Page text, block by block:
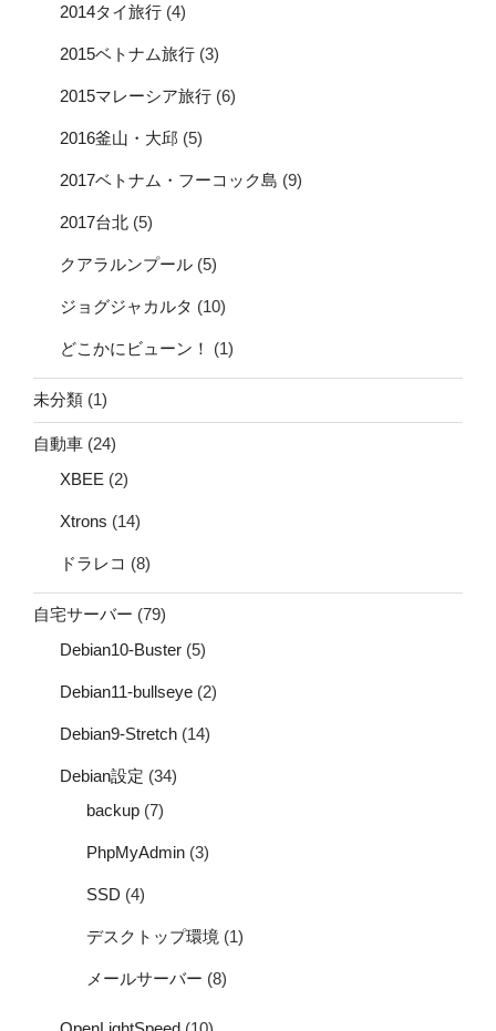
2014タイ旅行 (4)
2015ベトナム旅行 (3)
2015マレーシア旅行 (6)
2016釜山・大邱 (5)
2017ベトナム・フーコック島 (9)
2017台北 (5)
クアラルンプール (5)
ジョグジャカルタ (10)
どこかにビューン！ (1)
未分類 (1)
自動車 (24)
XBEE (2)
Xtrons (14)
ドラレコ (8)
自宅サーバー (79)
Debian10-Buster (5)
Debian11-bullseye (2)
Debian9-Stretch (14)
Debian設定 (34)
backup (7)
PhpMyAdmin (3)
SSD (4)
デスクトップ環境 (1)
メールサーバー (8)